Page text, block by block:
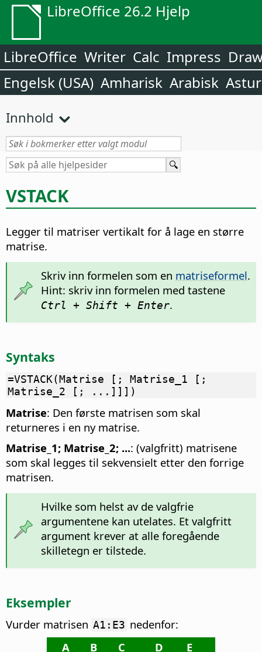
LibreOffice 26.2 Hjelp
LibreOffice Writer Calc Impress
Engelsk (USA) Amharisk Arabisk
Innhold
VSTACK
Legger til matriser vertikalt for å lage en større
matrise.
Skriv inn formelen som en matriseformel.
Hint: skriv inn formelen med tastene
Ctrl + Shift + Enter.
Syntaks
=VSTACK(Matrise [; Matrise_1 [;
Matrise_2 [; ...]]])
Matrise: Den første matrisen som skal
returneres i en ny matrise.
Matrise_1; Matrise_2; ...: (valgfritt) matrisene
som skal legges til sekvensielt etter den forrige
matrisen.
Hvilke som helst av de valgfrie
argumentene kan utelates. Et valgfritt
argument krever at alle foregående
skilletegn er tilstede.
Eksempler
Vurder matrisen A1:E3 nedenfor:
A
B C D
E